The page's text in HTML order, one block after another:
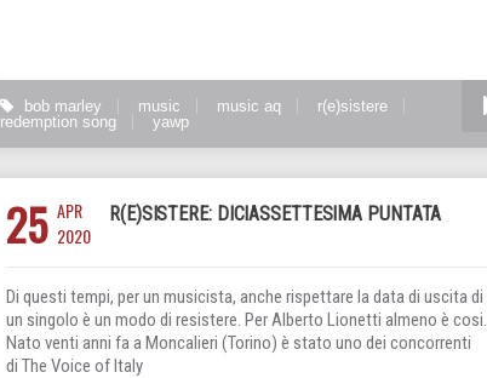
bob marley music music aq
r(e)sistere
redemption song
yawp
25 APR
2020
R(E)SISTERE: DICIASSETTESIMA PUNTATA
Di questi tempi, per un musicista, anche rispettare la data di uscita di
un singolo è un modo di resistere. Per Alberto Lionetti almeno è cosi.
Nato venti anni fa a Moncalieri (Torino) è stato uno dei concorrenti
di The Voice of Italy